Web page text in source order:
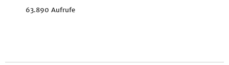
63.890 Aufrufe